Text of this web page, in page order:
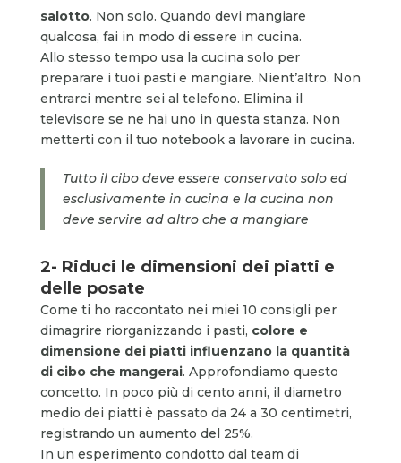
salotto. Non solo. Quando devi mangiare
qualcosa, fai in modo di essere in cucina.
Allo stesso tempo usa la cucina solo per
preparare i tuoi pasti e mangiare. Nient’altro. Non
entrarci mentre sei al telefono. Elimina il
televisore se ne hai uno in questa stanza. Non
metterti con il tuo notebook a lavorare in cucina.
Tutto il cibo deve essere conservato solo ed
esclusivamente in cucina e la cucina non
deve servire ad altro che a mangiare
2- Riduci le dimensioni dei piatti e
delle posate
Come ti ho raccontato nei miei 10 consigli per
dimagrire riorganizzando i pasti, colore e
dimensione dei piatti influenzano la quantità
di cibo che mangerai. Approfondiamo questo
concetto. In poco più di cento anni, il diametro
medio dei piatti è passato da 24 a 30 centimetri,
registrando un aumento del 25%.
In un esperimento condotto dal team di